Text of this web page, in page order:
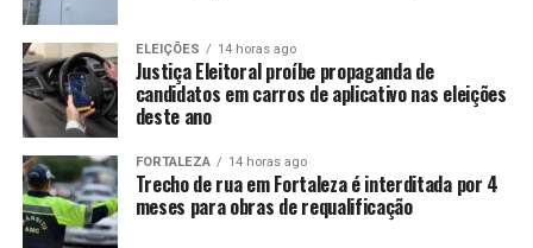
ELEIÇÕES 14 horas ago
Justiça Eleitoral proíbe propaganda de
candidatos em carros de aplicativo nas eleições
deste ano
FORTALEZA 14 horas ago
Trecho de rua em Fortaleza é interditada por 4
meses para obras de requalificação